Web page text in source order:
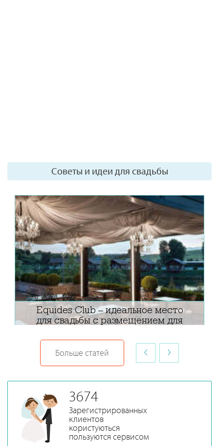
Советы и идеи для свадьбы
Equides Club – идеальное место
для свадьбы с размещением для
Больше статей ‹ ›
3674
Зарегистрированных
клиентов
користуються
пользуются сервисом